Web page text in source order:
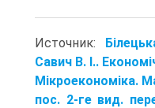
Источник:
Савич В. І..
Мікроекономіка.
пос. 2-ге вид.